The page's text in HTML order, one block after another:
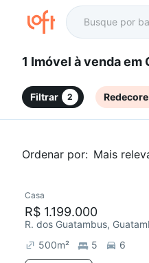
1 Imóvel à
Filtrar 2
Ordenar por: Mais
Casa
R$ 1.199.000
R. dos Guatambus,
500m² 5 6